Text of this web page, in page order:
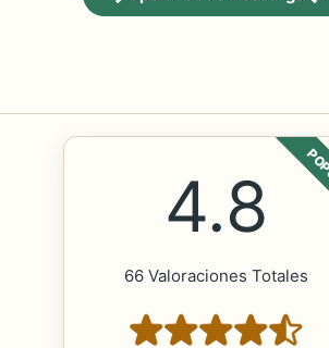
4.8
66 Valoraciones Totales